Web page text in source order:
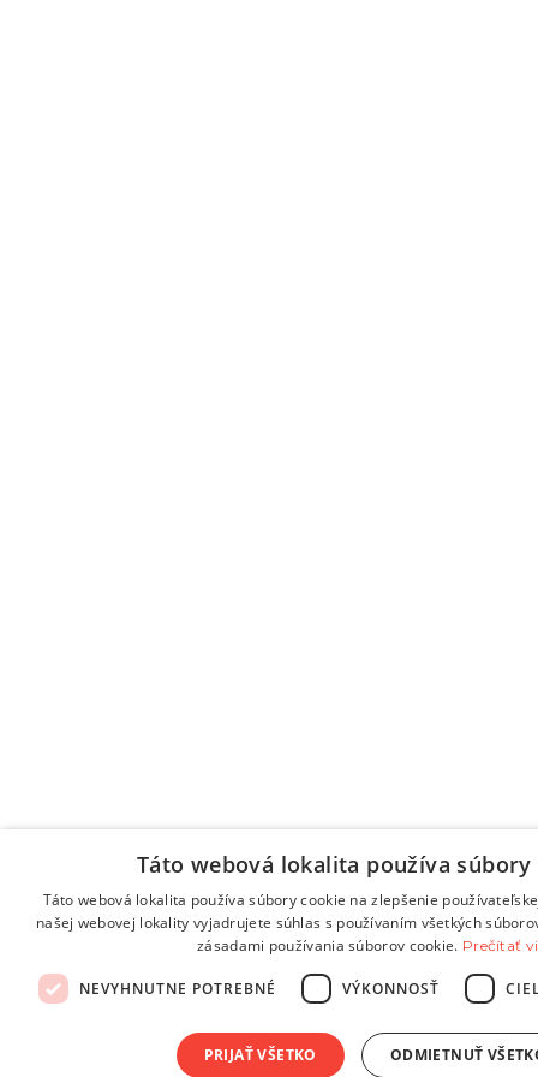
Táto webová lokalita používa súbory
Táto webová lokalita používa súbory cookie na zlepšenie
našej webovej lokality vyjadrujete súhlas s používaním všetkých
zásadami používania súborov cookie. Prečítať
NEVYHNUTNE POTREBNÉ VÝKONNOSŤ
PRIJAŤ VŠETKO ODMIETNUŤ